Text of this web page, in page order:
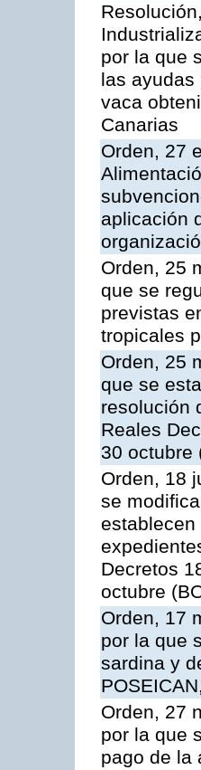
por la que
las ayudas
vaca
Canarias
Orden, 27
aplicación
Orden, 25
que se
previstas
tropicales
Orden, 25
que se
resolución
Reales
30 octubre
Orden, 18
se
Decretos
octubre
Orden, 17
por la que
sardina y
Orden, 27
por la que
pago de la